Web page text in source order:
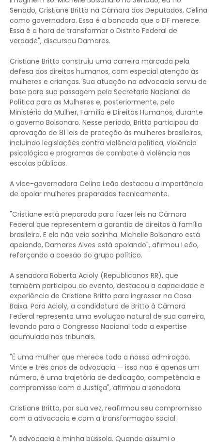
Senado, Cristiane Britto na Câmara dos Deputados, Celina
como governadora. Essa é a bancada que o DF merece.
Essa é a hora de transformar o Distrito Federal de
verdade", discursou Damares.
Cristiane Britto construiu uma carreira marcada pela
defesa dos direitos humanos, com especial atenção às
mulheres e crianças. Sua atuação na advocacia serviu de
base para sua passagem pela Secretaria Nacional de
Política para as Mulheres e, posteriormente, pelo
Ministério da Mulher, Família e Direitos Humanos, durante
o governo Bolsonaro. Nesse período, Britto participou da
aprovação de 81 leis de proteção às mulheres brasileiras,
incluindo legislações contra violência política, violência
psicológica e programas de combate à violência nas
escolas públicas.
A vice-governadora Celina Leão destacou a importância
de apoiar mulheres preparadas tecnicamente.
"Cristiane está preparada para fazer leis na Câmara
Federal que representem a garantia de direitos à família
brasileira. E ela não veio sozinha. Michelle Bolsonaro está
apoiando, Damares Alves está apoiando", afirmou Leão,
reforçando a coesão do grupo político.
A senadora Roberta Acioly (Republicanos RR), que
também participou do evento, destacou a capacidade e
experiência de Cristiane Britto para ingressar na Casa
Baixa. Para Acioly, a candidatura de Britto à Câmara
Federal representa uma evolução natural de sua carreira,
levando para o Congresso Nacional toda a expertise
acumulada nos tribunais.
"É uma mulher que merece toda a nossa admiração.
Vinte e três anos de advocacia — isso não é apenas um
número, é uma trajetória de dedicação, competência e
compromisso com a Justiça", afirmou a senadora.
Cristiane Britto, por sua vez, reafirmou seu compromisso
com a advocacia e com a transformação social.
"A advocacia é minha bússola. Quando assumi o